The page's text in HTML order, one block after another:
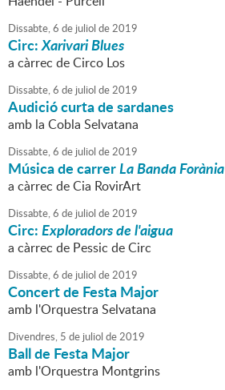
Dissabte,6 de juliol de2019
Circ:Xarivari Blues
a càrrec de Circo Los
Dissabte,6 de juliol de2019
Audició curta de sardanes
amb la Cobla Selvatana
Dissabte,6 de juliol de2019
Música de carrerLa Banda Forània
a càrrec de Cia RovirArt
Dissabte,6 de juliol de2019
Circ:Exploradors de l'aigua
a càrrec de Pessic de Circ
Dissabte,6 de juliol de2019
Concert de Festa Major
amb l'Orquestra Selvatana
Divendres, 5 de juliol de2019
Ball de Festa Major
amb l'Orquestra Montgrins